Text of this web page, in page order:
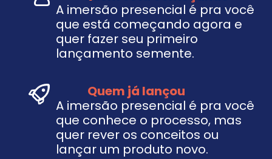
             Quem já lançou
A imersão presencial é pra você
que conhece o processo, mas
quer rever os conceitos ou
lançar um produto novo.
A imersão presencial é pra você
que está começando agora e
quer fazer seu primeiro
lançamento semente.